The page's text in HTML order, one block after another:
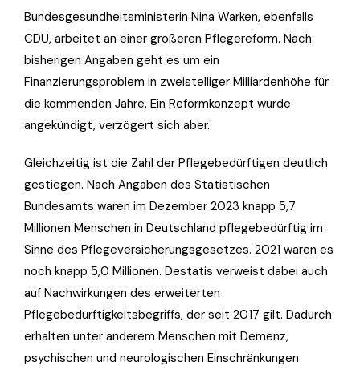
Bundesgesundheitsministerin Nina Warken, ebenfalls
CDU, arbeitet an einer größeren Pflegereform. Nach
bisherigen Angaben geht es um ein
Finanzierungsproblem in zweistelliger Milliardenhöhe für
die kommenden Jahre. Ein Reformkonzept wurde
angekündigt, verzögert sich aber.
Gleichzeitig ist die Zahl der Pflegebedürftigen deutlich
gestiegen. Nach Angaben des Statistischen
Bundesamts waren im Dezember 2023 knapp 5,7
Millionen Menschen in Deutschland pflegebedürftig im
Sinne des Pflegeversicherungsgesetzes. 2021 waren es
noch knapp 5,0 Millionen. Destatis verweist dabei auch
auf Nachwirkungen des erweiterten
Pflegebedürftigkeitsbegriffs, der seit 2017 gilt. Dadurch
erhalten unter anderem Menschen mit Demenz,
psychischen und neurologischen Einschränkungen